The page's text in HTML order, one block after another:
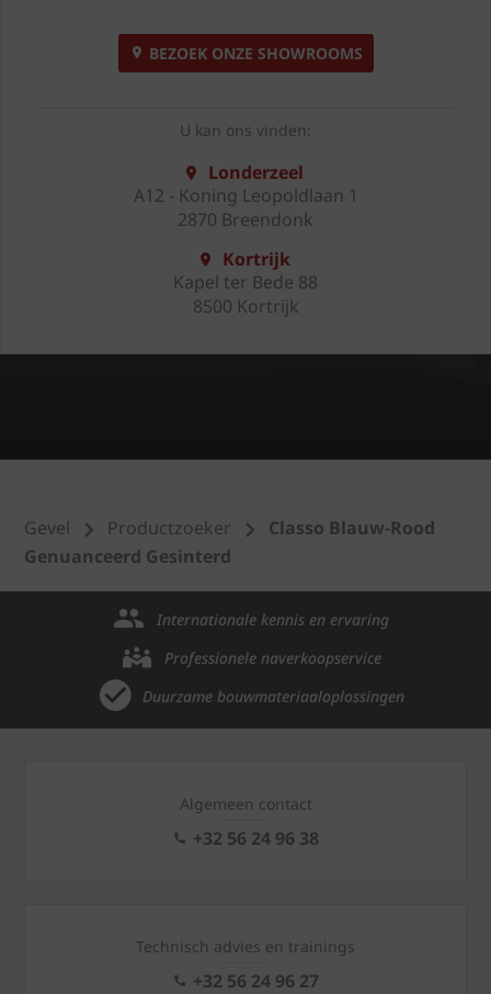
BEZOEK ONZE SHOWROOMS
U kan ons vinden:
Londerzeel
A12 - Koning Leopoldlaan 1
2870 Breendonk
Kortrijk
Kapel ter Bede 88
8500 Kortrijk
Gevel Productzoeker
Classo Blauw-Rood
Genuanceerd Gesinterd
Internationale kennis en ervaring
Professionele naverkoopservice
Duurzame bouwmateriaaloplossingen
Algemeen contact
+32 56 24 96 38
Technisch advies en trainings
+32 56 24 96 27